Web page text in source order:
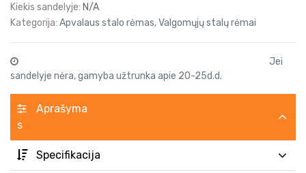
Kiekis sandelyje: N/A
Kategorija: Apvalaus stalo rėmas,Valgomųjų stalų rėmai
Jei
sandelyje nėra, gamyba užtrunka apie 20-25d.d.
Aprašyma
s
Specifikacija